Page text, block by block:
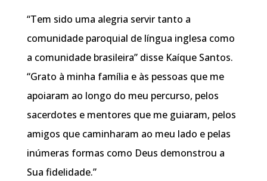
“Tem sido uma alegria servir tanto a
comunidade paroquial de língua inglesa como
a comunidade brasileira” disse Kaíque Santos.
“Grato à minha família e às pessoas que me
apoiaram ao longo do meu percurso, pelos
sacerdotes e mentores que me guiaram, pelos
amigos que caminharam ao meu lado e pelas
inúmeras formas como Deus demonstrou a
Sua fidelidade.”